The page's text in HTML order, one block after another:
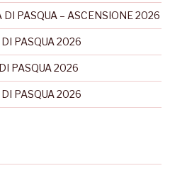
PASQUA – ASCENSIONE 2026
PASQUA 2026
PASQUA 2026
PASQUA 2026